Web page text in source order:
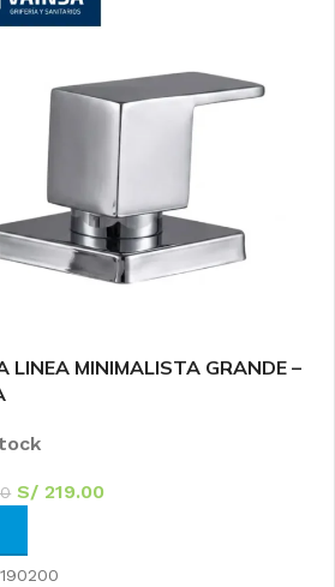
LINEA MINIMALISTA GRANDE –
S/ 219.00
AL CARRITO